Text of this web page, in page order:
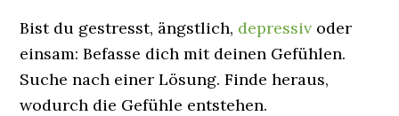
Bist du gestresst, ängstlich, depressiv oder
einsam: Befasse dich mit deinen Gefühlen.
Suche nach einer Lösung. Finde heraus,
wodurch die Gefühle entstehen.